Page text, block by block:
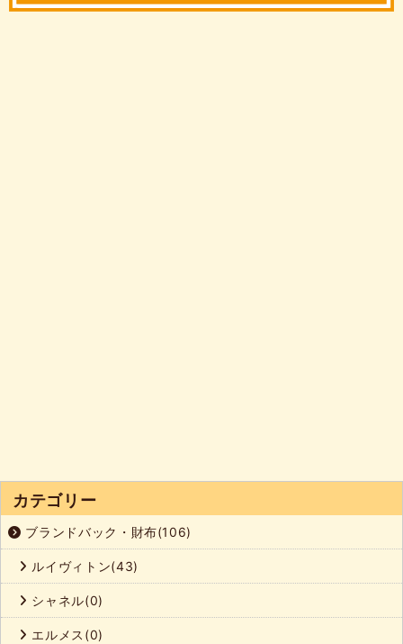
カテゴリー
ブランドバック・財布(106)
ルイヴィトン(43)
シャネル(0)
エルメス(0)